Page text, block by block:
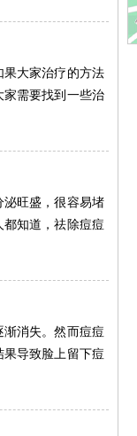
大家治疗的方法
需要找到一些治
旺盛，很容易堵
知道，祛除痘痘
消失。然而痘痘
导致脸上留下痘